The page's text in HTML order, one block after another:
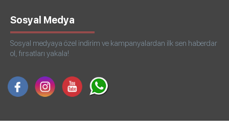
Sosyal Medya
Sosyal medyaya özel indirim ve kampanyalardan ilk sen haberdar
ol, fırsatları yakala!